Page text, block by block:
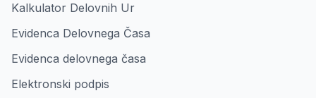
Kalkulator Delovnih Ur
Evidenca Delovnega Časa
Evidenca delovnega časa
Elektronski podpis